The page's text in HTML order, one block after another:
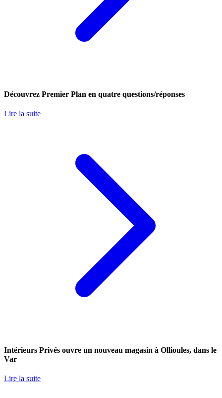
Découvrez Premier Plan en quatre questions/réponses
Lire la suite
Intérieurs Privés ouvre un nouveau magasin à Ollioules, dans le
Var
Lire la suite